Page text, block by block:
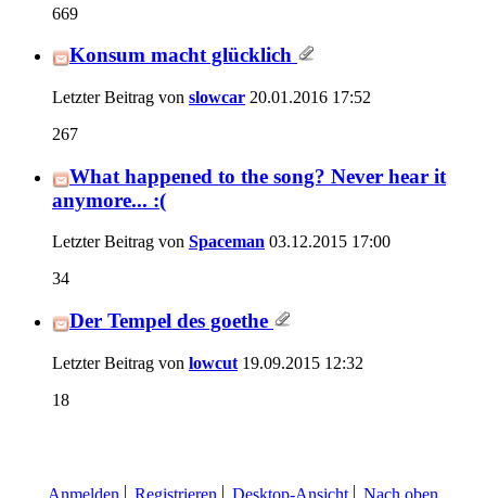
669
Konsum macht glücklich
Letzter Beitrag von slowcar 20.01.2016 17:52
267
What happened to the song? Never hear it
anymore... :(
Letzter Beitrag von Spaceman 03.12.2015 17:00
34
Der Tempel des goethe
Letzter Beitrag von lowcut 19.09.2015 12:32
18
Anmelden Registrieren Desktop-Ansicht Nach oben